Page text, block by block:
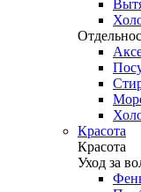
Красота
Красота
Уход за